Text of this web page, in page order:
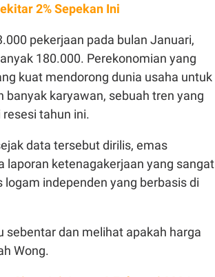
2% Sepekan Ini
pekerjaan pada bulan Januari,
180.000. Perekonomian yang
kuat mendorong dunia usaha untuk
karyawan, sebuah tren yang
tahun ini.
data tersebut dirilis, emas
laporan ketenagakerjaan yang sangat
logam independen yang berbasis di
sebentar dan melihat apakah harga
Wong.